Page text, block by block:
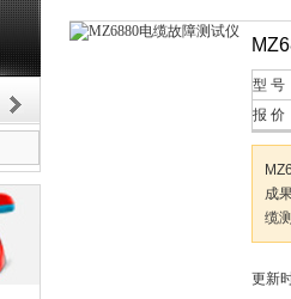
型 号
报 价
成
缆
更新